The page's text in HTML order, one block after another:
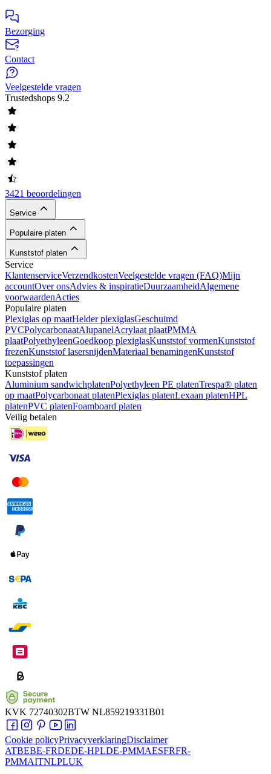
Bezorging
Contact
Veelgestelde vragen
Trustedshops 9.2
3421 beoordelingen
Service
Populaire platen
Kunststof platen
Service
KlantenserviceVerzendkostenVeelgestelde vragen (FAQ)Mijn
accountOver onsAdvies & inspiratieDuurzaamheidAlgemene
voorwaardenActies
Populaire platen
Plexiglas op maatHelder plexiglasGeschuimd
PVCPolycarbonaatAlupanelAcrylaat plaatPMMA
plaatPolyethyleenGoedkoop plexiglasKunststof vormenKunststof
frezenKunststof lasersnijdenMateriaal benamingenKunststof
toepassingen
Kunststof platen
Aluminium sandwichplatenPolyethyleen PE platenTrespa® platen
op maatPolycarbonaat platenPlexiglas platenLexaan platenHPL
platenPVC platenFoamboard platen
Veilig betalen
KVK 72740302BTW NL859219331B01
Cookie policyPrivacyverklaringDisclaimer
ATBEBE-FRDEDE-HPLDE-PMMAESFRFR-
PMMAITNLPLUK